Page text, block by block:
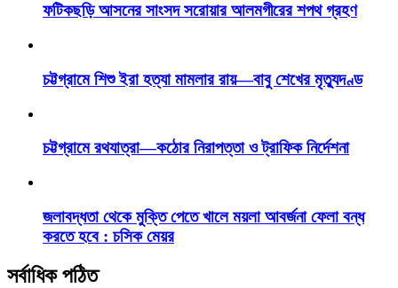
ফটিকছড়ি আসনের সাংসদ সরোয়ার আলমগীরের শপথ গ্রহণ
চট্টগ্রামে শিশু ইরা হত্যা মামলার রায়—বাবু শেখের মৃত্যুদণ্ড
চট্টগ্রামে রথযাত্রা—কঠোর নিরাপত্তা ও ট্রাফিক নির্দেশনা
জলাবদ্ধতা থেকে মুক্তি পেতে খালে ময়লা আবর্জনা ফেলা বন্ধ
করতে হবে : চসিক মেয়র
সর্বাধিক পঠিত